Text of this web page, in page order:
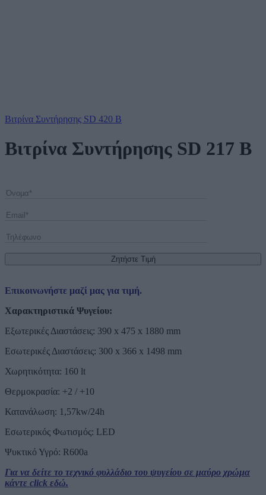
Βιτρίνα Συντήρησης SD 420 B
Βιτρίνα Συντήρησης SD 217 B
Επικοινωνήστε μαζί μας για τιμή.
Χαρακτηριστικά Ψυγείου:
Εξωτερικές Διαστάσεις: 390 x 475 x 1880 mm
Εσωτερικές Διαστάσεις: 300 x 366 x 1498 mm
Χωρητικότητα: 160 lt
Θερμοκρασία: +2 / +10
Κατανάλωση: 1,57kw/24h
Εσωτερικός Φωτισμός: LED
Ψυκτικό Υγρό: R600a
Για να δείτε το τεχνικό φυλλάδιο του ψυγείου σε μαύρο χρώμα
κάντε click εδώ.